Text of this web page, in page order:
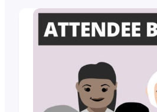
Σας καλύπτουμε! Η νέα
"Εκτύπωση εισιτηρίων" του
πλέον μια τυπική
για το WooCommerce, η